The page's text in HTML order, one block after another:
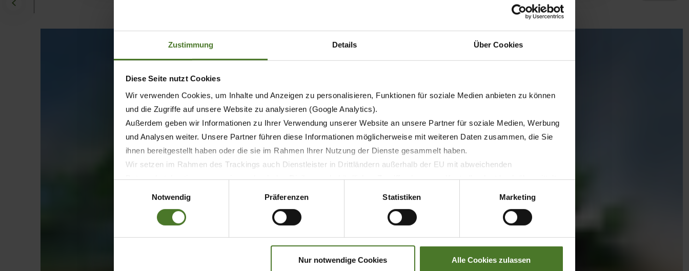
Zustimmung Details Über Cookies
Diese Seite nutzt Cookies
Wir verwenden Cookies, um Inhalte und Anzeigen zu personalisieren, Funktionen für soziale Medien anbieten zu können
und die Zugriffe auf unsere Website zu analysieren (Google Analytics).
Außerdem geben wir Informationen zu Ihrer Verwendung unserer Website an unsere Partner für soziale Medien, Werbung
und Analysen weiter. Unsere Partner führen diese Informationen möglicherweise mit weiteren Daten zusammen, die Sie
ihnen bereitgestellt haben oder die sie im Rahmen Ihrer Nutzung der Dienste gesammelt haben.
Wir setzen im Rahmen des Trackings auch Dienstleister in Drittländern außerhalb der EU mit abweichenden
Datenschutzbestimmungen ein, wodurch das Risiko von behördlichen Zugriffen bzw. von Kontrollverlust bzgl. übermittelter
Daten bestehen kann.
Impressum
Notwendig
Präferenzen Statistiken Marketing
Nur notwendige Cookies Alle Cookies zulassen